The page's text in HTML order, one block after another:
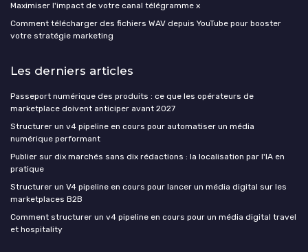
Maximiser l'impact de votre canal télégramme x
Comment télécharger des fichiers WAV depuis YouTube pour booster
votre stratégie marketing
Les derniers articles
Passeport numérique des produits : ce que les opérateurs de
marketplace doivent anticiper avant 2027
Structurer un v4 pipeline en cours pour automatiser un média
numérique performant
Publier sur dix marchés sans dix rédactions : la localisation par l'IA en
pratique
Structurer un V4 pipeline en cours pour lancer un média digital sur les
marketplaces B2B
Comment structurer un v4 pipeline en cours pour un média digital travel
et hospitality